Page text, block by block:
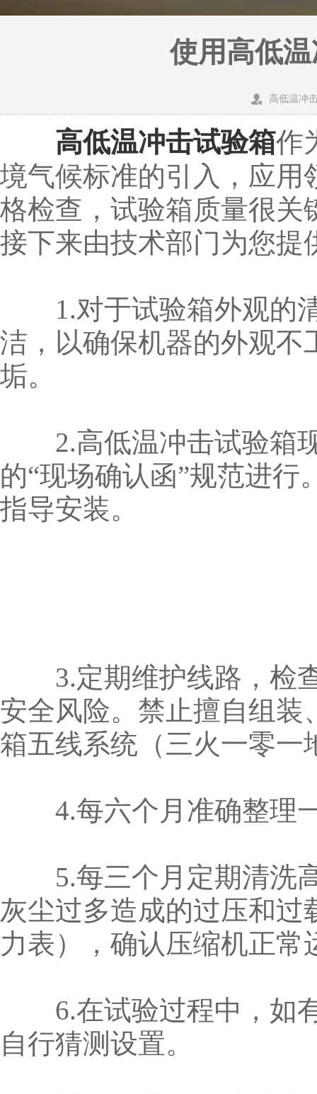
使用高低
高低温冲
高低温冲击试验箱作
境气候标准的引入，应用
格检查，试验箱质量很关
接下来由技术部门为您提
1.对于试验箱外观的清
洁，以确保机器的外观不
垢。
2.高低温冲击试验箱现
的“现场确认函”规范进
指导安装。
3.定期维护线路，检查
安全风险。禁止擅自组装
箱五线系统（三火一零一
4.每六个月准确整理
5.每三个月定期清洗高
灰尘过多造成的过压和
力表），确认压缩机正常
6.在试验过程中，如有
自行猜测设置。